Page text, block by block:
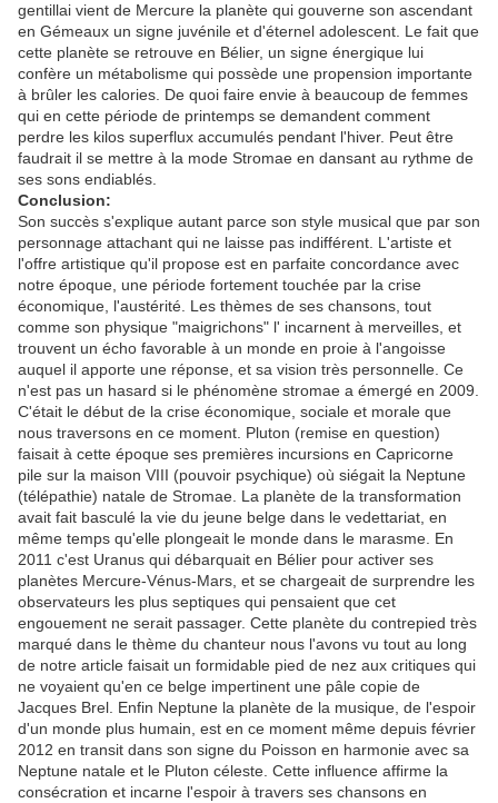
gentillai vient de Mercure la planète qui gouverne son ascendant
en Gémeaux un signe juvénile et d'éternel adolescent. Le fait que
cette planète se retrouve en Bélier, un signe énergique lui
confère un métabolisme qui possède une propension importante
à brûler les calories. De quoi faire envie à beaucoup de femmes
qui en cette période de printemps se demandent comment
perdre les kilos superflux accumulés pendant l'hiver. Peut être
faudrait il se mettre à la mode Stromae en dansant au rythme de
ses sons endiablés.
Conclusion:
Son succès s'explique autant parce son style musical que par son
personnage attachant qui ne laisse pas indifférent. L'artiste et
l'offre artistique qu'il propose est en parfaite concordance avec
notre époque, une période fortement touchée par la crise
économique, l'austérité. Les thèmes de ses chansons, tout
comme son physique "maigrichons" l' incarnent à merveilles, et
trouvent un écho favorable à un monde en proie à l'angoisse
auquel il apporte une réponse, et sa vision très personnelle. Ce
n'est pas un hasard si le phénomène stromae a émergé en 2009.
C'était le début de la crise économique, sociale et morale que
nous traversons en ce moment. Pluton (remise en question)
faisait à cette époque ses premières incursions en Capricorne
pile sur la maison VIII (pouvoir psychique) où siégait la Neptune
(télépathie) natale de Stromae. La planète de la transformation
avait fait basculé la vie du jeune belge dans le vedettariat, en
même temps qu'elle plongeait le monde dans le marasme. En
2011 c'est Uranus qui débarquait en Bélier pour activer ses
planètes Mercure-Vénus-Mars, et se chargeait de surprendre les
observateurs les plus septiques qui pensaient que cet
engouement ne serait passager. Cette planète du contrepied très
marqué dans le thème du chanteur nous l'avons vu tout au long
de notre article faisait un formidable pied de nez aux critiques qui
ne voyaient qu'en ce belge impertinent une pâle copie de
Jacques Brel. Enfin Neptune la planète de la musique, de l'espoir
d'un monde plus humain, est en ce moment même depuis février
2012 en transit dans son signe du Poisson en harmonie avec sa
Neptune natale et le Pluton céleste. Cette influence affirme la
consécration et incarne l'espoir à travers ses chansons en